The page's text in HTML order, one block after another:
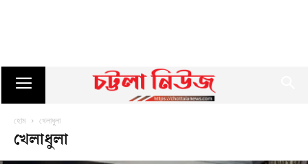
হোম খেলাধুলা
খেলাধুলা